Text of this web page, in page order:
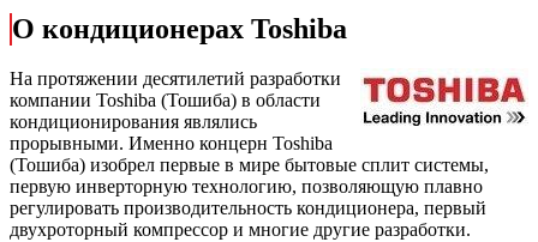
О кондиционерах Toshiba
На протяжении десятилетий разработки
компании Toshiba (Тошиба) в области
кондиционирования являлись
прорывными. Именно концерн Toshiba
(Тошиба) изобрел первые в мире бытовые сплит системы,
первую инверторную технологию, позволяющую плавно
регулировать производительность кондиционера, первый
двухроторный компрессор и многие другие разработки.